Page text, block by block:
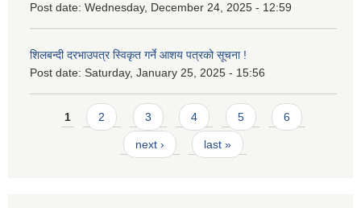
Post date: Wednesday, December 24, 2025 - 12:59
शिलबन्दी दरभाउपत्र स्विकृत गर्ने आशय पत्रको सूचना !
Post date: Saturday, January 25, 2025 - 15:56
Pages
1 2 3 4 5 6
next › last »